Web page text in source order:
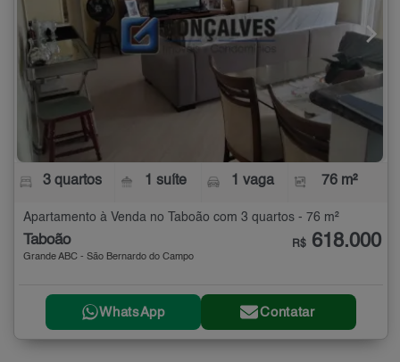
3 quartos 1 suíte 1 vaga 76 m²
Apartamento à Venda no Taboão com 3 quartos - 76 m²
Taboão
Grande ABC - São Bernardo do Campo
R$ 618.000
WhatsApp Contatar